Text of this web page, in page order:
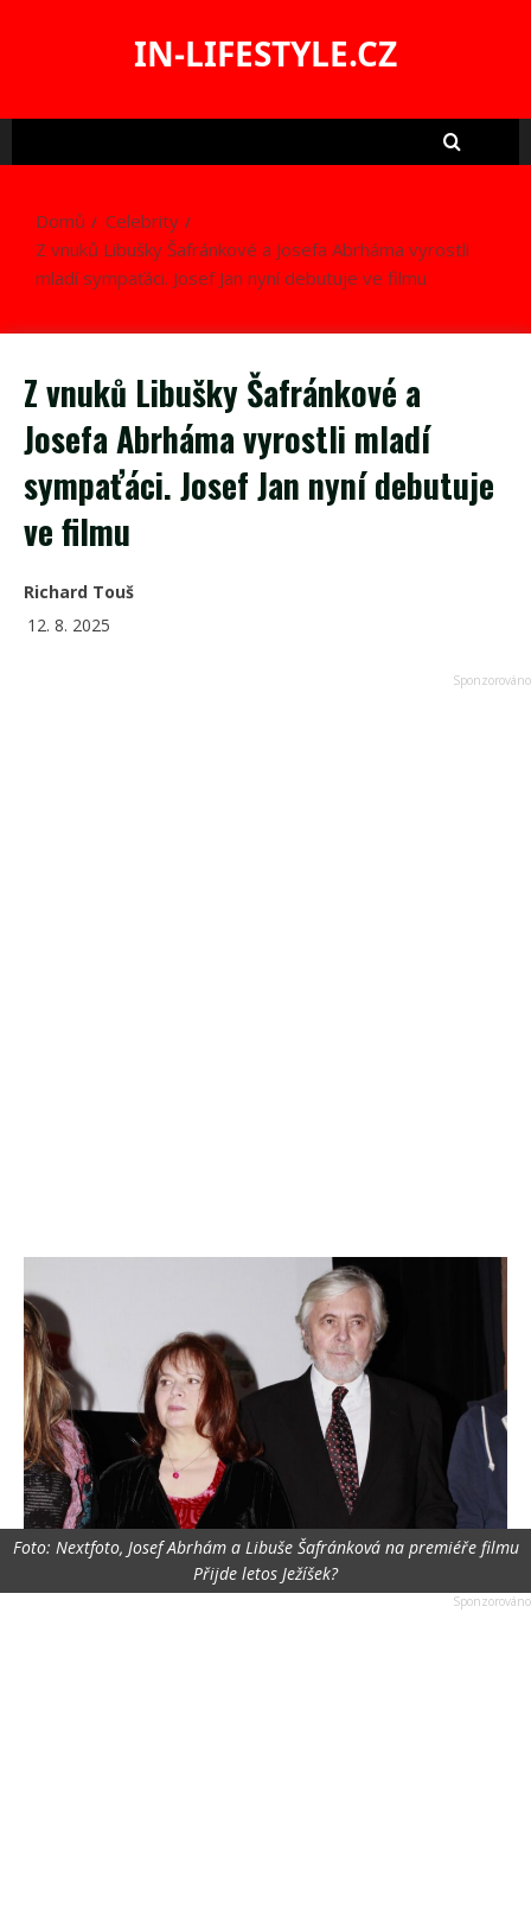
IN-LIFESTYLE.CZ
Domů
Celebrity
Z vnuků Libušky Šafránkové a Josefa Abrháma vyrostli
mladí sympaťáci. Josef Jan nyní debutuje ve filmu
Z vnuků Libušky Šafránkové a
Josefa Abrháma vyrostli mladí
sympaťáci. Josef Jan nyní debutuje
ve filmu
Richard Touš
12. 8. 2025
Foto: Nextfoto, Josef Abrhám a Libuše Šafránková na premiéře filmu
Přijde letos Ježíšek?